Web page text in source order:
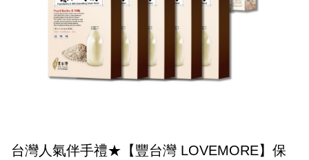
台灣人氣伴手禮★【豐台灣 LOVEMORE】保